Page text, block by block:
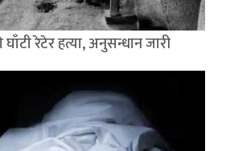
रेटेर हत्या, अनुसन्धान जारी